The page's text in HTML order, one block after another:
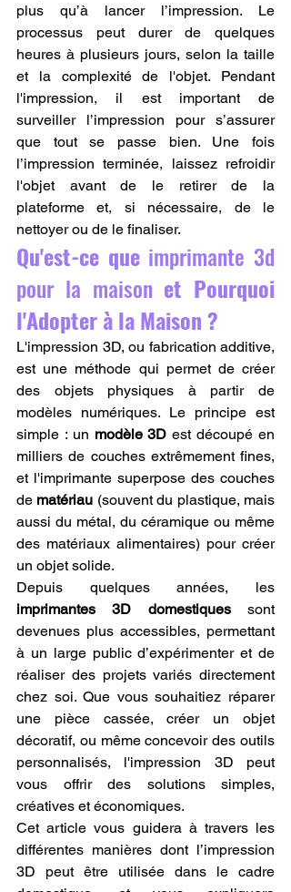
plus qu’à lancer l’impression. Le
processus peut durer de quelques
heures à plusieurs jours, selon la taille
et la complexité de l'objet. Pendant
l'impression, il est important de
surveiller l’impression pour s’assurer
que tout se passe bien. Une fois
l’impression terminée, laissez refroidir
l'objet avant de le retirer de la
plateforme et, si nécessaire, de le
nettoyer ou de le finaliser.
Qu'est-ce que imprimante 3d
pour la maison et Pourquoi
l'Adopter à la Maison ?
L'impression 3D, ou fabrication additive,
est une méthode qui permet de créer
des objets physiques à partir de
modèles numériques. Le principe est
simple : un modèle 3D est découpé en
milliers de couches extrêmement fines,
et l'imprimante superpose des couches
de matériau (souvent du plastique, mais
aussi du métal, du céramique ou même
des matériaux alimentaires) pour créer
un objet solide.
imprimantes 3D domestiques sont
devenues plus accessibles, permettant
à un large public d’expérimenter et de
réaliser des projets variés directement
chez soi. Que vous souhaitiez réparer
une pièce cassée, créer un objet
décoratif, ou même concevoir des outils
personnalisés, l'impression 3D peut
vous offrir des solutions simples,
créatives et économiques.
Cet article vous guidera à travers les
différentes manières dont l’impression
3D peut être utilisée dans le cadre